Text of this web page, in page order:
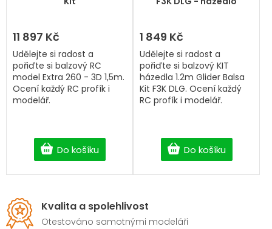
11 897 Kč
Do košíku
Udělejte si radost a
pořiďte si balzový RC
model Extra 260 - 3D 1,5m.
Ocení každý RC profík i
modelář.
z
hvězdiček.
1 849 Kč
Do košíku
Udělejte si radost a
pořiďte si balzový KIT
házedla 1.2m Glider Balsa
Kit F3K DLG. Ocení každý
RC profík i modelář.
Kvalita a spolehlivost
Otestováno samotnými modeláři